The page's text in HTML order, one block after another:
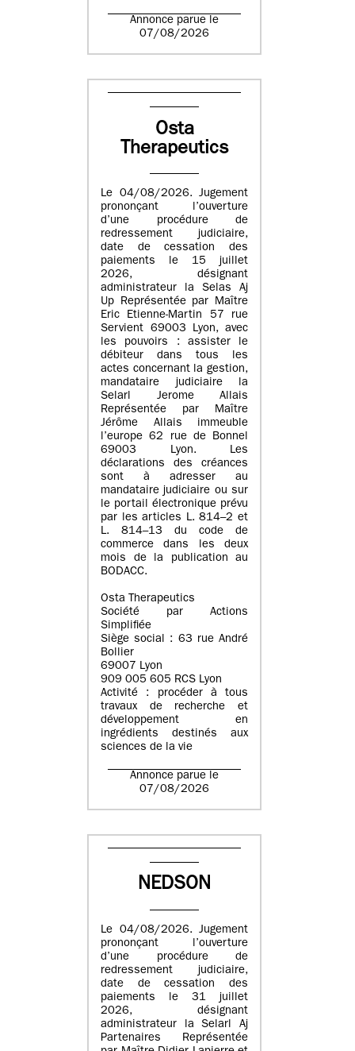
Annonce parue le
07/08/2026
Osta
Therapeutics
Le 04/08/2026. Jugement
prononçant l’ouverture
d’une procédure de
redressement judiciaire,
date de cessation des
paiements le 15 juillet
2026, désignant
administrateur la Selas Aj
Up Représentée par Maître
Eric Etienne-Martin 57 rue
Servient 69003 Lyon, avec
les pouvoirs : assister le
débiteur dans tous les
actes concernant la gestion,
mandataire judiciaire la
Selarl Jerome Allais
Représentée par Maître
Jérôme Allais immeuble
l’europe 62 rue de Bonnel
69003 Lyon. Les
déclarations des créances
sont à adresser au
mandataire judiciaire ou sur
le portail électronique prévu
par les articles L. 814–2 et
L. 814–13 du code de
commerce dans les deux
mois de la publication au
BODACC.
Osta Therapeutics
Société par Actions
Simplifiée
Siège social : 63 rue André
Bollier
69007 Lyon
909 005 605 RCS Lyon
Activité : procéder à tous
travaux de recherche et
développement en
ingrédients destinés aux
sciences de la vie
Annonce parue le
07/08/2026
NEDSON
Le 04/08/2026. Jugement
prononçant l’ouverture
d’une procédure de
redressement judiciaire,
date de cessation des
paiements le 31 juillet
2026, désignant
administrateur la Selarl Aj
Partenaires Représentée